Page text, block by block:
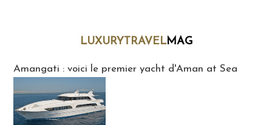
LUXURYTRAVELMAG
Amangati : voici le premier yacht d'Aman at Sea